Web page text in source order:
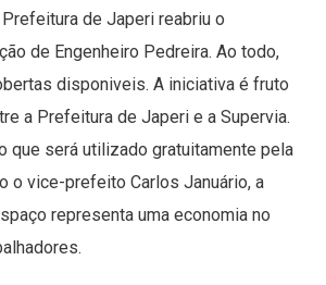
de Japeri reabriu o
de Engenheiro Pedreira. Ao todo,
disponiveis. A iniciativa é fruto
a Prefeitura de Japeri e a Supervia.
que será utilizado gratuitamente pela
o vice-prefeito Carlos Januário, a
representa uma economia no